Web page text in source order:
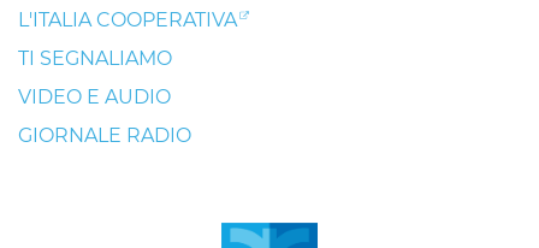
L'ITALIA COOPERATIVA
TI SEGNALIAMO
VIDEO E AUDIO
GIORNALE RADIO